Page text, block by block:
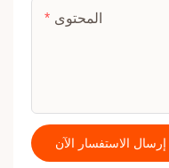
المحتوى
إرسال الاستفسار الآن